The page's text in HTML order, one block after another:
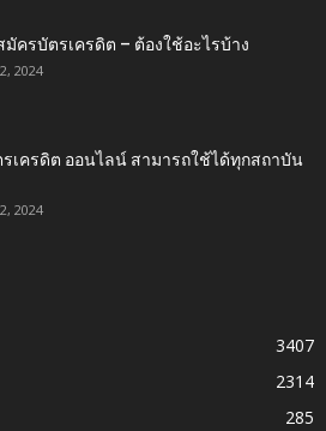
มัครบัตรเครดิต – ต้องใช้อะไรบ้าง
2024
เครดิต ออนไลน์ สามารถใช้ได้ทุกสถาบัน
2024
3407
2314
285